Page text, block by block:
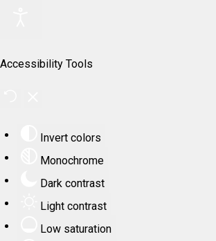
Accessibility Tools
Invert colors
Monochrome
Dark contrast
Light contrast
Low saturation